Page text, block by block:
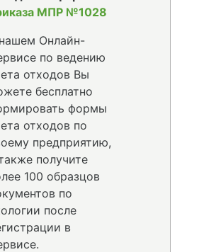
МПР №1028
Онлайн-
по ведению
отходов Вы
бесплатно
формы
отходов по
предприятию,
получите
100 образцов
по
после
в